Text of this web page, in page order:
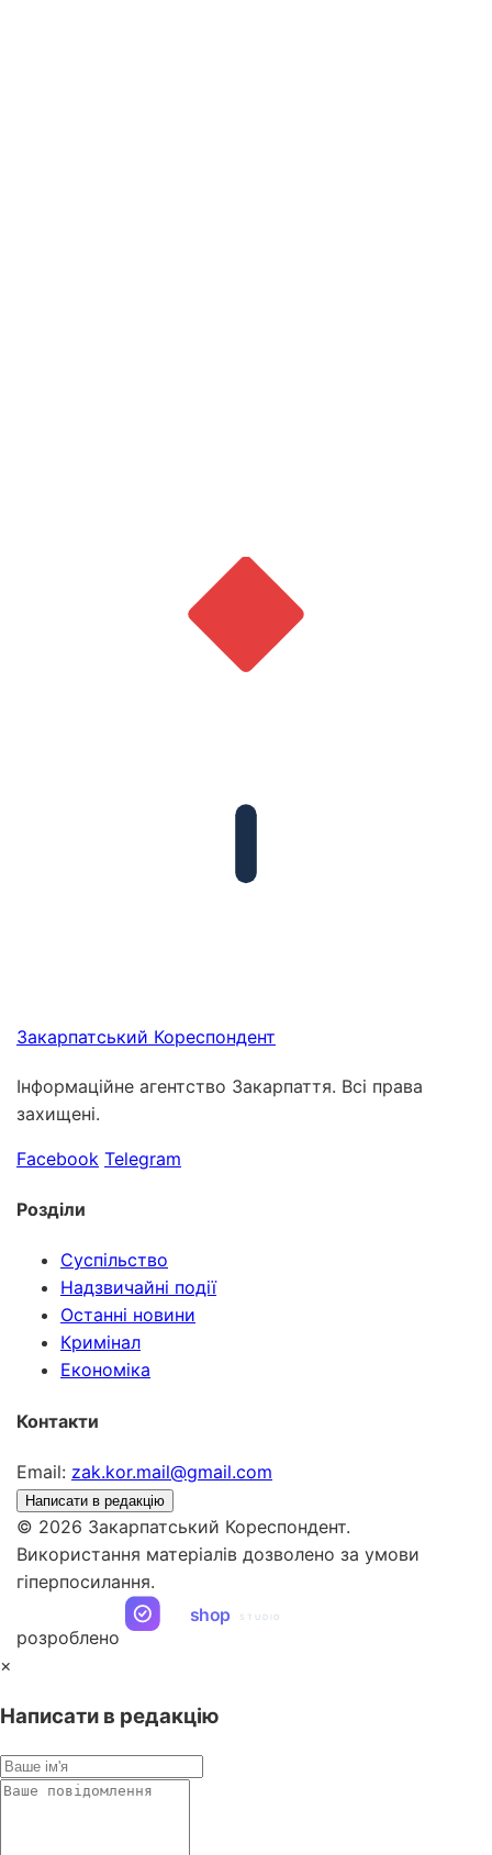
Закарпатський Кореспондент
Інформаційне агентство Закарпаття. Всі права
захищені.
Facebook Telegram
Розділи
Суспільство
Надзвичайні події
Останні новини
Кримінал
Економіка
Контакти
Email: zak.kor.mail@gmail.com
Написати в редакцію
© 2026 Закарпатський Кореспондент.
Використання матеріалів дозволено за умови
гіперпосилання.
розроблено
shop STUDIO
×
Написати в редакцію